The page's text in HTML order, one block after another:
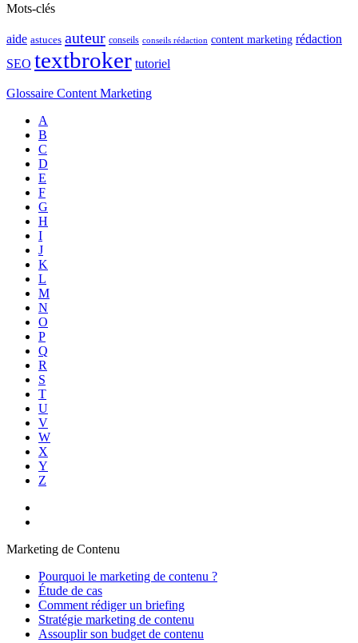
Mots-clés
aide astuces auteur conseils conseils rédaction content marketing rédaction
SEO textbroker tutoriel
Glossaire Content Marketing
A
B
C
D
E
F
G
H
I
J
K
L
M
N
O
P
Q
R
S
T
U
V
W
X
Y
Z
Marketing de Contenu
Pourquoi le marketing de contenu ?
Étude de cas
Comment rédiger un briefing
Stratégie marketing de contenu
Assouplir son budget de contenu